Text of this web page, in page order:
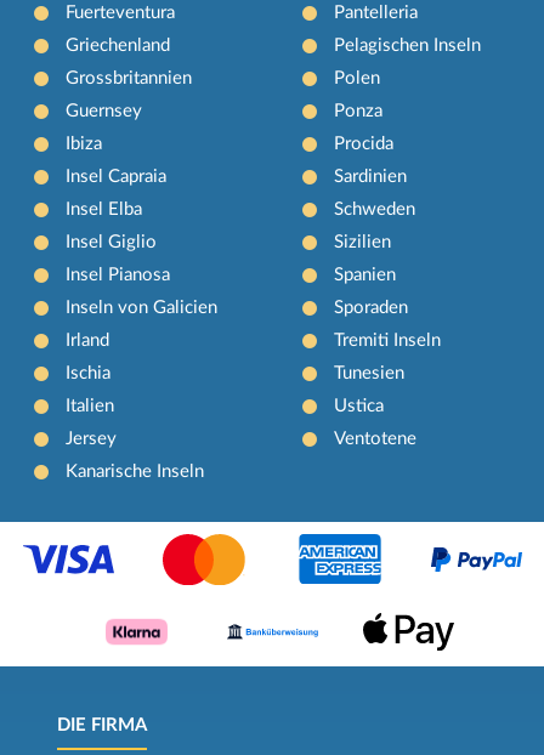
Fuerteventura
Griechenland
Grossbritannien
Guernsey
Ibiza
Insel Capraia
Insel Elba
Insel Giglio
Insel Pianosa
Inseln von Galicien
Irland
Ischia
Italien
Jersey
Kanarische Inseln
Pantelleria
Pelagischen Inseln
Polen
Ponza
Procida
Sardinien
Schweden
Sizilien
Spanien
Sporaden
Tremiti Inseln
Tunesien
Ustica
Ventotene
DIE FIRMA